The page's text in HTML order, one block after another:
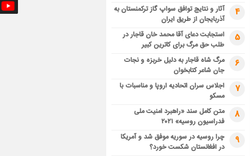
4
آثار و نتایج توافق سواپ گاز ترکمنستان به
آذربایجان از طریق ایران
5
استجابت دعای آقا محمد خان قاجار در
طلب حق مرگ برای کاترین کبیر
6
مرگ شاه قاجار به دلیل خربزه و نجات
جان شاعر کتابخوان
7
اجلاس سران اتحادیه اروپا و مناسبات با
مسکو
8
متن کامل سند «راهبرد امنیت ملی
فدراسیون روسیه» ۲۰۲۱
9
چرا روسیه در سوریه موفق شد و آمریکا
در افغانستان شکست خورد؟